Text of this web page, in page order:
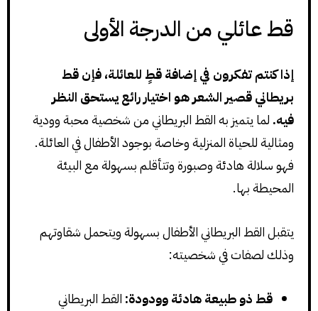
قط عائلي من الدرجة الأولى
إذا كنتم تفكرون في إضافة قطٍ للعائلة، فإن قط
بريطاني قصير الشعر هو اختيار رائع يستحق النظر
فيه. لما يتميز به القط البريطاني من شخصية محبة وودية
ومثالية للحياة المنزلية وخاصة بوجود الأطفال في العائلة.
فهو سلالة هادئة وصبورة وتتأقلم بسهولة مع البيئة
المحيطة بها.
يتقبل القط البريطاني الأطفال بسهولة ويتحمل شقاوتهم
وذلك لصفات في شخصيته:
قط ذو طبيعة هادئة وودودة: القط البريطاني